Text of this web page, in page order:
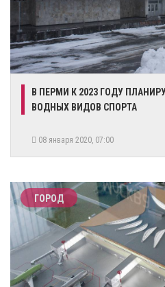
В ПЕРМИ К 2023 ГОДУ
ВОДНЫХ ВИДОВ СПОРТА
08 января 2020, 07:00
ГОРОД